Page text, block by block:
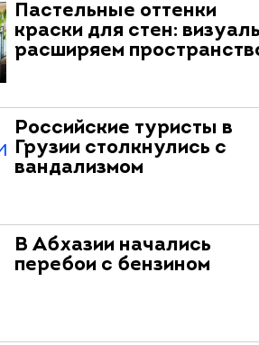
Пастельные оттенки
краски для стен:
расширяем
Российские туристы в
Грузии столкнулись с
вандализмом
В Абхазии начались
перебои с бензином